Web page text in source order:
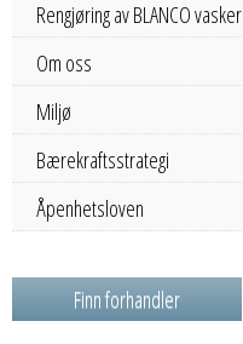
Rengjøring av BLANCO vasker
Om oss
Miljø
Bærekraftsstrategi
Åpenhetsloven
Finn forhandler